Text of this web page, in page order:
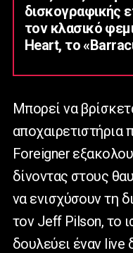
δισκογραφικής
τον κλασικό
Heart, το
Μπορεί να
αποχαιρετιστήρια
Foreigner
δίνοντας στους
να ενισχύσουν τη
τον Jeff Pilson, το
δουλεύει έναν live